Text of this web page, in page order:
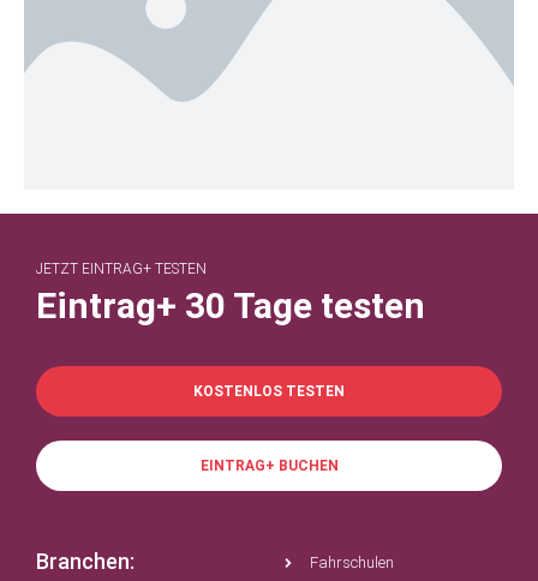
JETZT EINTRAG+ TESTEN
Eintrag+ 30 Tage testen
KOSTENLOS TESTEN
EINTRAG+ BUCHEN
Branchen:
Fahrschulen